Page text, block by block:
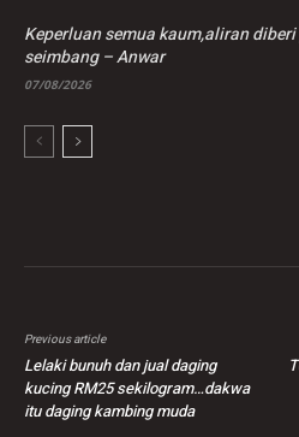
Keperluan semua kaum,aliran
seimbang – Anwar
07/08/2026
Previous article
Lelaki bunuh dan jual daging
kucing RM25 sekilogram…dakwa
itu daging kambing muda